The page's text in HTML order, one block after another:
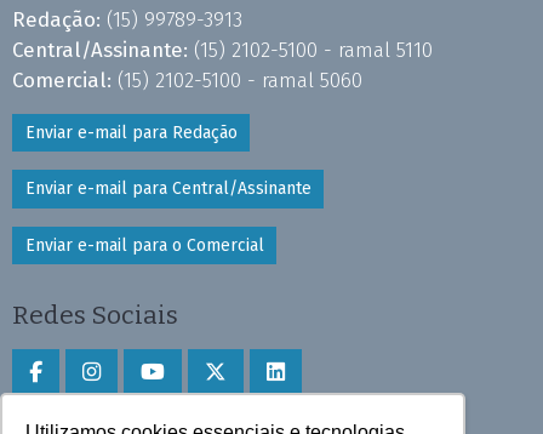
Redação: (15) 99789-3913
Central/Assinante: (15) 2102-5100 - ramal 5110
Comercial: (15) 2102-5100 - ramal 5060
Enviar e-mail para Redação
Enviar e-mail para Central/Assinante
Enviar e-mail para o Comercial
Redes Sociais